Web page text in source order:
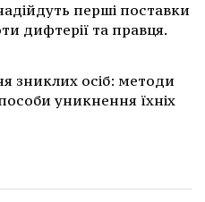
перші поставки
дифтерії та правця.
зниклих осіб: методи
уникнення їхніх